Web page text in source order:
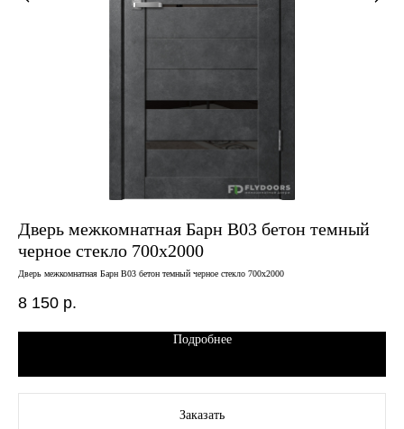
Дверь межкомнатная Барн B03 бетон темный
черное стекло 700х2000
Дверь межкомнатная Барн B03 бетон темный черное стекло 700х2000
8 150 р.
Подробнее
Заказать